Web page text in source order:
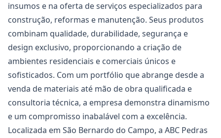
insumos e na oferta de serviços especializados para
construção, reformas e manutenção. Seus produtos
combinam qualidade, durabilidade, segurança e
design exclusivo, proporcionando a criação de
ambientes residenciais e comerciais únicos e
sofisticados. Com um portfólio que abrange desde a
venda de materiais até mão de obra qualificada e
consultoria técnica, a empresa demonstra dinamismo
e um compromisso inabalável com a excelência.
Localizada em São Bernardo do Campo, a ABC Pedras